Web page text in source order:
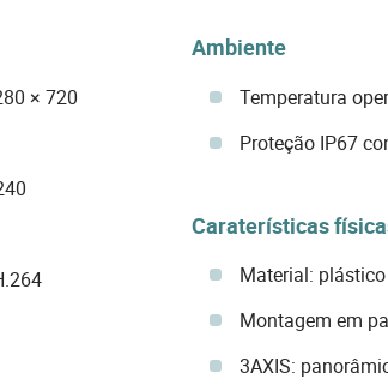
× 720
Ambiente
Temperatura
Proteção IP67
Caraterísticas
Material: plástico
Montagem em
3AXIS: